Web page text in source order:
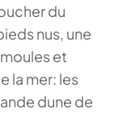
du
nus, une
et
la mer: les
dune de